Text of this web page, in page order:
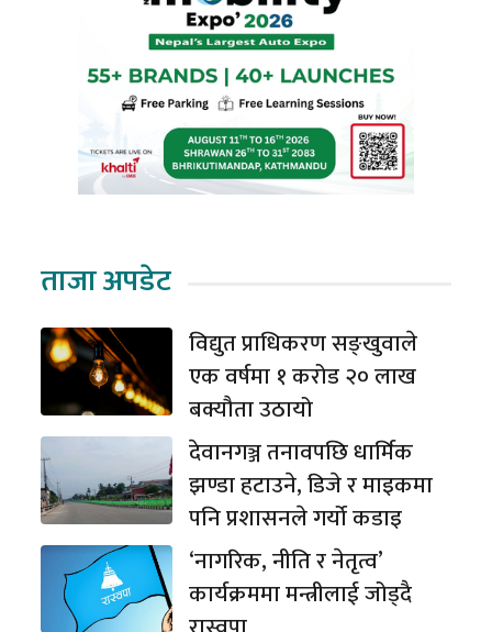
ताजा अपडेट
विद्युत प्राधिकरण सङ्खुवाले
एक वर्षमा १ करोड २० लाख
बक्यौता उठायो
देवानगञ्ज तनावपछि धार्मिक
झण्डा हटाउने, डिजे र माइकमा
पनि प्रशासनले गर्यो कडाइ
‘नागरिक, नीति र नेतृत्व’
कार्यक्रममा मन्त्रीलाई जोड्दै